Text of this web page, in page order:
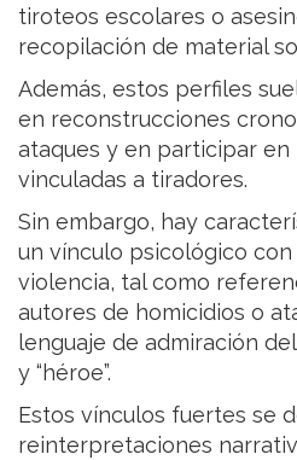
tiroteos escolares o
recopilación de material
Además, estos perfiles
en reconstrucciones
ataques y en participar
vinculadas a tiradores.
Sin embargo, hay
un vínculo psicológico
violencia, tal como
autores de homicidios o
lenguaje de admiración del
y “héroe”.
Estos vínculos fuertes se
reinterpretaciones